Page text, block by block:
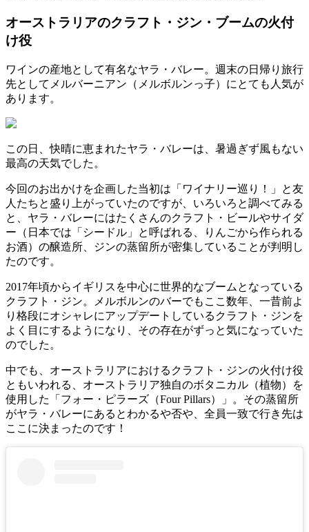
オーストラリアのクラフト・ジン・ブームの火付
け役
ワインの産地として有名なヤラ・バレー。週末の日帰り旅行
先としてメルバーニアン（メルボルンっ子）にとても人気が
あります。
この日、快晴に恵まれたヤラ・バレーは、暑過ぎず風もない
最高の天気でした。
今回のお出かけを企画した当初は「ワイナリー巡り！」と友
人たちと盛り上がっていたのですが、いろいろと調べてみる
と、ヤラ・バレーにはたくさんのクラフト・ビールやサイダ
ー（日本では「シードル」と呼ばれる、りんごから作られる
お酒）の醸造所、ジンの蒸留所が密集していることが判明し
たのです。
2017年頃からイギリスを中心に世界的なブームとなっている
クラフト・ジン。メルボルンのバーでもここ数年、一昔前よ
り格段にオシャレにアップデートしているクラフト・ジンを
よく目にするようになり、その存在がずっと気になっていた
のでした。
中でも、オーストラリアにおけるクラフト・ジンの火付け役
ともいわれる、オーストラリア独自のボタニカル（植物）を
使用した「フォー・ピラーズ（Four Pillars）」。その蒸留所
がヤラ・バレーにあるとわかるや否や、全員一致で行き先は
ここに決まったのです！